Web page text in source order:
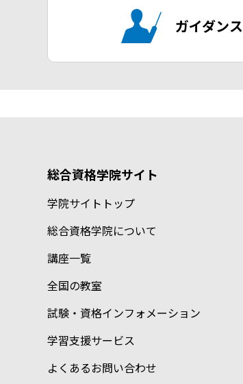
ガイダンス
総合資格学院サイト
学院サイトトップ
総合資格学院について
講座一覧
全国の教室
試験・資格インフォメーション
学習支援サービス
よくあるお問い合わせ